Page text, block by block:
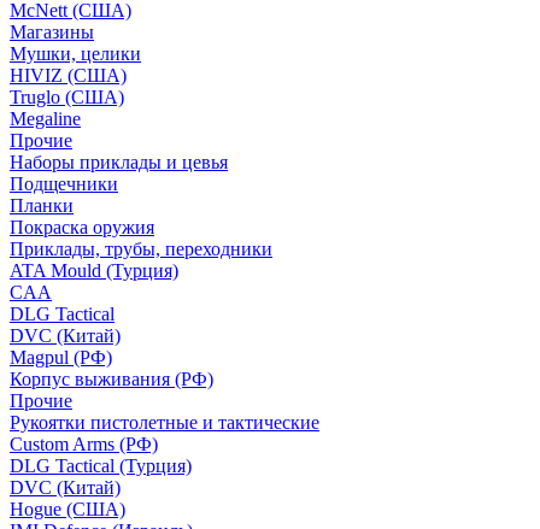
McNett (США)
Магазины
Мушки, целики
HIVIZ (США)
Truglo (США)
Megaline
Прочие
Наборы приклады и цевья
Подщечники
Планки
Покраска оружия
Приклады, трубы, переходники
ATA Mould (Турция)
CAA
DLG Tactical
DVC (Китай)
Magpul (РФ)
Корпус выживания (РФ)
Прочие
Рукоятки пистолетные и тактические
Custom Arms (РФ)
DLG Tactical (Турция)
DVC (Китай)
Hogue (США)